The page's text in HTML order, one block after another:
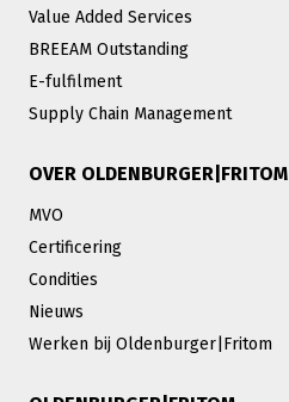
Value Added Services
BREEAM Outstanding
E-fulfilment
Supply Chain Management
OVER OLDENBURGER|FRITOM
MVO
Certificering
Condities
Nieuws
Werken bij Oldenburger|Fritom